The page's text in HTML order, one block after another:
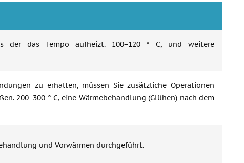
der das Tempo aufheizt. 100−120 ° C, und weitere
zu erhalten, müssen Sie zusätzliche Operationen
200−300 ° C, eine Wärmebehandlung (Glühen) nach dem
und Vorwärmen durchgeführt.